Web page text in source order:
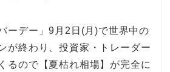
ーデー」9月2日(月)で世界中の
が終わり、投資家・トレーダー
るので【夏枯れ相場】が完全に